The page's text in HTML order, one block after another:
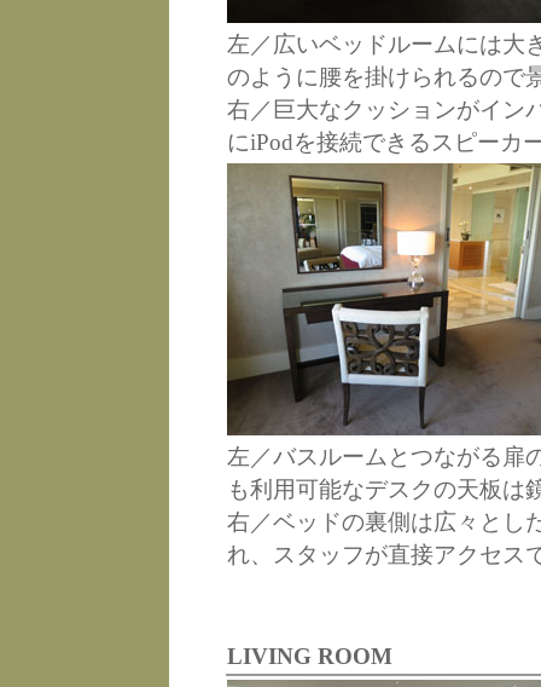
左／広いベッドルームには大
のように腰を掛けられるので
右／巨大なクッションがイン
にiPodを接続できるスピーカ
左／バスルームとつながる扉
も利用可能なデスクの天板は
右／ベッドの裏側は広々とし
れ、スタッフが直接アクセス
LIVING ROOM